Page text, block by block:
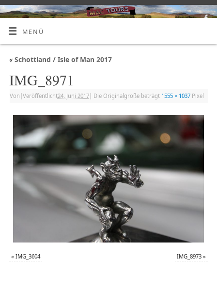
MENÜ
«Schottland / Isle of Man 2017
IMG_8971
Von Veröffentlicht24. Juni 2017| Die Originalgröße beträgt 1555 × 1037Pixel
« IMG_3604 IMG_8973 »